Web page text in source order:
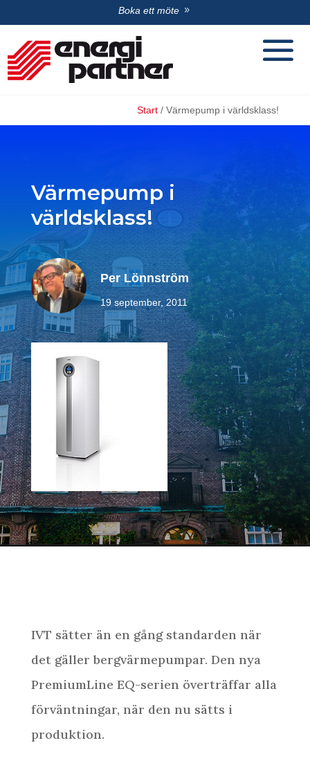
Boka ett möte
Start /Värmepump i världsklass!
Värmepump i
världsklass!
Per Lönnström
19 september, 2011
IVT sätter än en gång standarden när
det gäller bergvärmepumpar. Den nya
PremiumLine EQ-serien överträffar alla
förväntningar, när den nu sätts i
produktion.